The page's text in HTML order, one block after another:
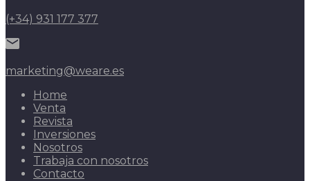
(+34) 931 177 377
marketing@weare.es
Home
Venta
Revista
Inversiones
Nosotros
Trabaja con nosotros
Contacto